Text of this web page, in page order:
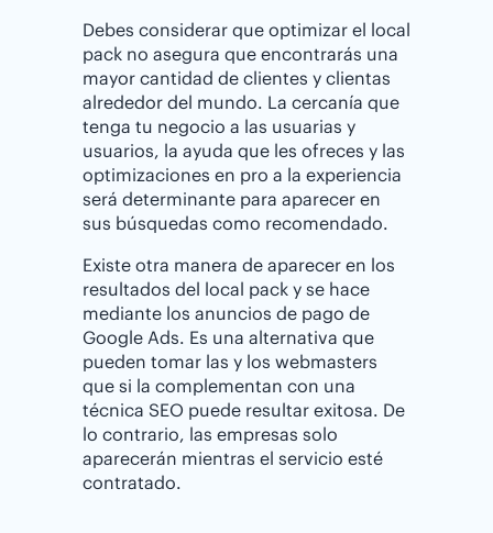
Debes considerar que optimizar el local
pack no asegura que encontrarás una
mayor cantidad de clientes y clientas
alrededor del mundo. La cercanía que
tenga tu negocio a las usuarias y
usuarios, la ayuda que les ofreces y las
optimizaciones en pro a la experiencia
será determinante para aparecer en
sus búsquedas como recomendado.
Existe otra manera de aparecer en los
resultados del local pack y se hace
mediante los anuncios de pago de
Google Ads. Es una alternativa que
pueden tomar las y los webmasters
que si la complementan con una
técnica SEO puede resultar exitosa. De
lo contrario, las empresas solo
aparecerán mientras el servicio esté
contratado.